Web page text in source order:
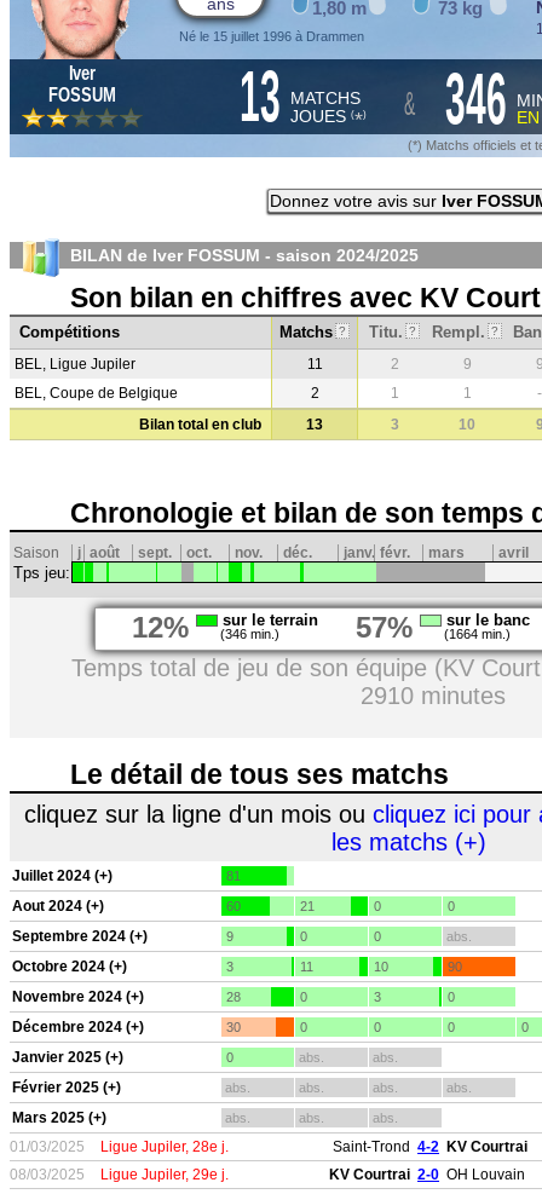
Né le 15 juillet 1996 à Drammen
1,80 m 73 kg
Iver
FOSSUM
13 MATCHS
JOUES (*) & 346
(*) Matchs officiels et
Donnez votre avis sur Iver
BILAN de Iver FOSSUM - saison 2024/2025
Son bilan en chiffres avec KV
Compétitions Matchs ? Titu. ? Rempl. ?
BEL, Ligue Jupiler 11 2 9
BEL, Coupe de Belgique
2 1 1
-
Bilan total en club
13 3 10
Chronologie et bilan de son temps
Saison j août sept. oct. nov. déc. janv. févr. mars avril
Tps jeu:
12% sur le terrain
(346 min.) 57% sur le banc
(1664 min.)
Temps total de jeu de son équipe (KV
2910 minutes
Le détail de tous ses matchs
cliquez sur la ligne d'un mois ou cliquez ici pour
les matchs (+)
Juillet 2024 (+) 81
Aout 2024 (+) 60 21 0 0
Septembre 2024 (+) 9 0 0 abs.
Octobre 2024 (+) 3 11 10 90
Novembre 2024 (+) 28 0 3 0
Décembre 2024 (+) 30 0 0 0 0
Janvier 2025 (+) 0 abs. abs.
Février 2025 (+) abs. abs. abs. abs.
Mars 2025 (+) abs. abs. abs.
01/03/2025 Ligue Jupiler, 28e j. Saint-Trond 4-2 KV Courtrai
08/03/2025
Ligue Jupiler, 29e j. KV Courtrai 2-0 OH Louvain